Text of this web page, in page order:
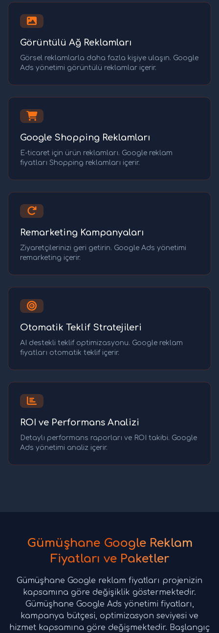
Görüntülü Ağ Reklamları
Görsel reklamlarla daha fazla kişiye ulaşın. Google
Ads yönetimi görüntülü reklamlar içerir.
Google Shopping Reklamları
E-ticaret için ürün reklamları. Google reklam
fiyatları Shopping reklamları içerir.
Remarketing Kampanyaları
Ziyaretçilerinizi geri getirin. Google Ads yönetimi
remarketing içerir.
Otomatik Teklif Stratejileri
AI destekli teklif optimizasyonu. Google reklam
fiyatları otomatik teklif içerir.
ROI ve Performans Analizi
Detaylı performans raporları ve ROI takibi. Google
Ads yönetimi analiz içerir.
Gümüşhane Google Reklam
Fiyatları ve Paketler
Gümüşhane Google reklam fiyatları projenizin
kapsamına göre değişiklik göstermektedir.
Gümüşhane Google Ads yönetimi fiyatları,
kampanya bütçesi, optimizasyon seviyesi ve
hizmet kapsamına göre değişmektedir. Başlangıç